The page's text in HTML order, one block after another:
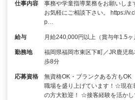
仕事内容
事務や学童指導業務をお願いしま
お気軽にご相談下さい。 https://
p…
給与 月給240,000円以上（賞与年1.5ヶ
勤務地
福岡県福岡市東区下町／JR鹿児
歩8分
応募資格
無資格OK・ブランクある方も
職場を盛り上げています！☆現在
の方大歓迎！ ☆接客経験を活かし